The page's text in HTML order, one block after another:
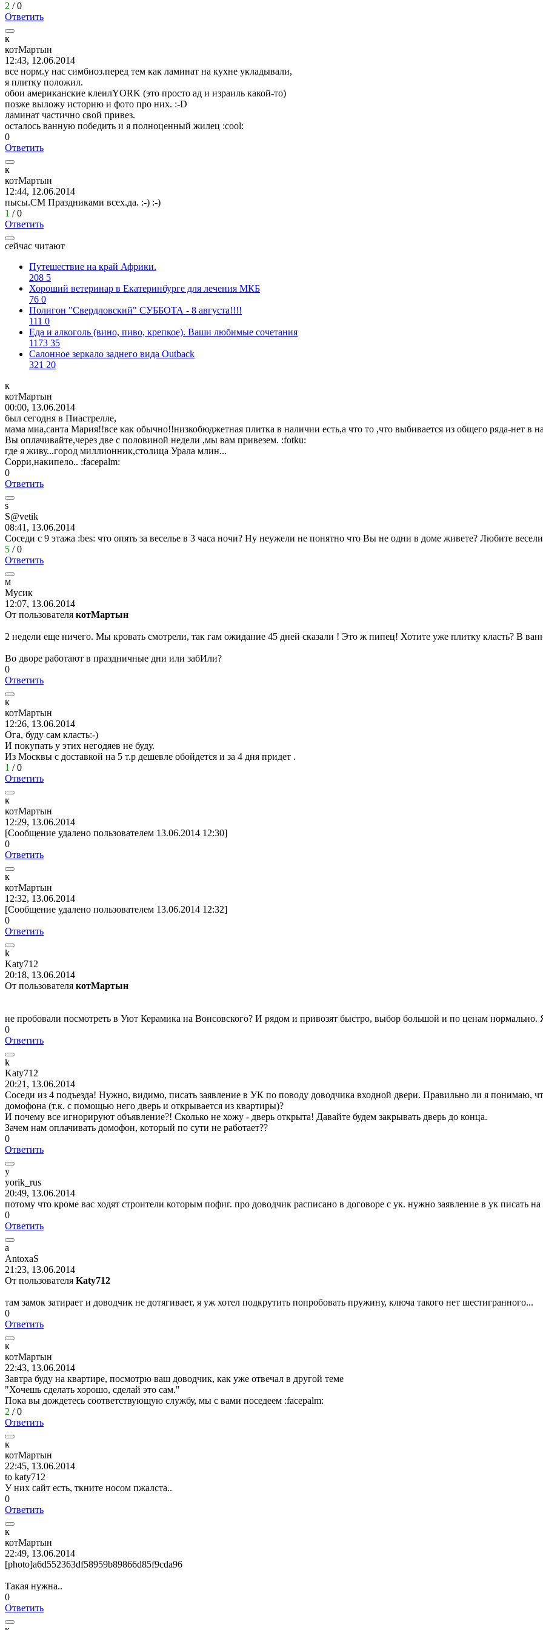
2 /0
Ответить
к
котМартын
12:43, 12.06.2014
все норм.у нас симбиоз.перед тем как ламинат на кухне укладывали,
я плитку положил.
обои американские клеилYORK (это просто ад и израиль какой-то)
позже выложу историю и фото про них. :-D
ламинат частично свой привез.
осталось ванную победить и я полноценный жилец :cool:
0
Ответить
к
котМартын
12:44, 12.06.2014
пысы.СМ Праздниками всех.да. :-) :-)
1 /0
Ответить
сейчас читают
Путешествие на край Африки.
208 5
Хороший ветеринар в Екатеринбурге для лечения МКБ
76 0
Полигон "Свердловский" СУББОТА - 8 августа!!!!
111 0
Еда и алкоголь (вино, пиво, крепкое). Ваши любимые сочетания
1173 35
Салонное зеркало заднего вида Outback
321 20
к
котМартын
00:00, 13.06.2014
был сегодня в Пиастрелле,
мама миа,санта Мария!!все как обычно!!низкобюджетная плитка в наличии есть,а что то ,что выбивается из общего ряда-нет в
Вы оплачивайте,через две с половиной недели ,мы вам привезем. :fotku:
где я живу...город миллионник,столица Урала млин...
Сорри,накипело.. :facepalm:
0
Ответить
s
S@vetik
08:41, 13.06.2014
Соседи с 9 этажа :bes: что опять за веселье в 3 часа ночи? Ну неужели не понятно что Вы не одни в доме живете? Любите
5 /0
Ответить
м
Мусик
12:07, 13.06.2014
От пользователя котМартын
2 недели еще ничего. Мы кровать смотрели, так гам ожидание 45 дней сказали ! Это ж пипец! Хотите уже плитку класть? В
Во дворе работают в праздничные дни или забИли?
0
Ответить
к
котМартын
12:26, 13.06.2014
Ога, буду сам класть:-)
И покупать у этих негодяев не буду.
Из Москвы с доставкой на 5 т.р дешевле обойдется и за 4 дня придет .
1 /0
Ответить
к
котМартын
12:29, 13.06.2014
[Сообщение удалено пользователем 13.06.2014 12:30]
0
Ответить
к
котМартын
12:32, 13.06.2014
[Сообщение удалено пользователем 13.06.2014 12:32]
0
Ответить
k
Katy712
20:18, 13.06.2014
От пользователя котМартын
не пробовали посмотреть в Уют Керамика на Вонсовского? И рядом и привозят быстро, выбор большой и по ценам нормально.
0
Ответить
k
Katy712
20:21, 13.06.2014
Соседи из 4 подъезда! Нужно, видимо, писать заявление в УК по поводу доводчика входной двери. Правильно ли я понимаю,
домофона (т.к. с помощью него дверь и открывается из квартиры)?
И почему все игнорируют объявление?! Сколько не хожу - дверь открыта! Давайте будем закрывать дверь до конца.
Зачем нам оплачивать домофон, который по сути не работает??
0
Ответить
y
yorik_rus
20:49, 13.06.2014
потому что кроме вас ходят строители которым пофиг. про доводчик расписано в договоре с ук. нужно заявление в ук писать на
0
Ответить
a
AntoxaS
21:23, 13.06.2014
От пользователя Katy712
там замок затирает и доводчик не дотягивает, я уж хотел подкрутить попробовать пружину, ключа такого нет шестигранного...
0
Ответить
к
котМартын
22:43, 13.06.2014
Завтра буду на квартире, посмотрю ваш доводчик, как уже отвечал в другой теме
"Хочешь сделать хорошо, сделай это сам."
Пока вы дождетесь соответствующую службу, мы с вами поседеем :facepalm:
2 /0
Ответить
к
котМартын
22:45, 13.06.2014
to katy712
У них сайт есть, ткните носом пжалста..
0
Ответить
к
котМартын
22:49, 13.06.2014
[photo]a6d552363df58959b89866d85f9cda96
Такая нужна..
0
Ответить